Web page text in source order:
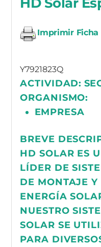
Imprimir Ficha
Y7921823Q
ACTIVIDAD:
ORGANISMO:
EMPRESA
BREVE
HD SOLAR ES
LÍDER DE
DE MONTAJE Y
ENERGÍA
NUESTRO
SOLAR SE
PARA